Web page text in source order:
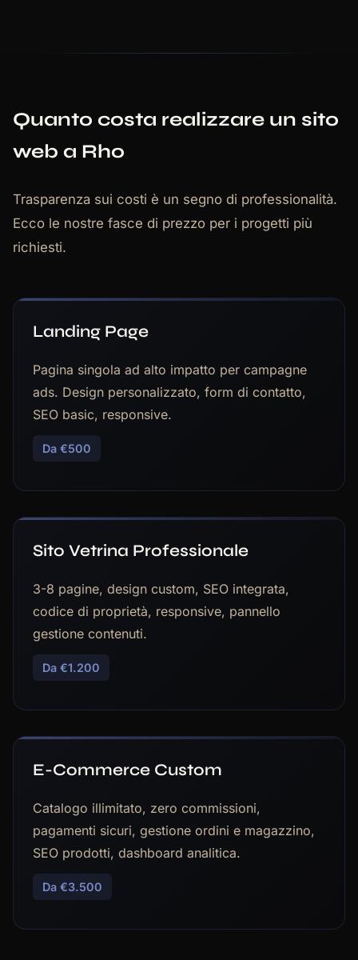
Quanto costa realizzare un sito
web a Rho
Trasparenza sui costi è un segno di professionalità.
Ecco le nostre fasce di prezzo per i progetti più
richiesti.
Landing Page
Pagina singola ad alto impatto per campagne
ads. Design personalizzato, form di contatto,
SEO basic, responsive.
Da €500
Sito Vetrina Professionale
3-8 pagine, design custom, SEO integrata,
codice di proprietà, responsive, pannello
gestione contenuti.
Da €1.200
E-Commerce Custom
Catalogo illimitato, zero commissioni,
pagamenti sicuri, gestione ordini e magazzino,
SEO prodotti, dashboard analitica.
Da €3.500